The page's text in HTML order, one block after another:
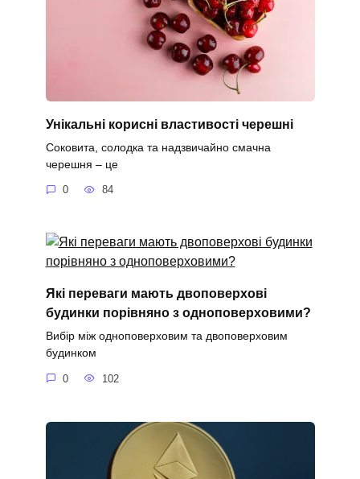
Унікальні корисні властивості черешні
Соковита, солодка та надзвичайно смачна
черешня – це
0 84
Які переваги мають двоповерхові
будинки порівняно з одноповерховими?
Вибір між одноповерховим та двоповерховим
будинком
0 102